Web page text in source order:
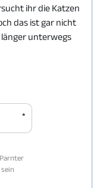
ihr die Katzen
das ist gar nicht
länger unterwegs
*